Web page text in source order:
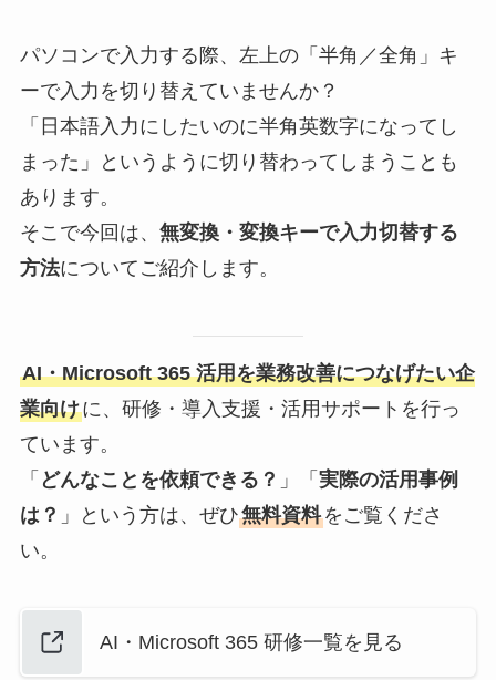
パソコンで入力する際、左上の「半角／全角」キ
ーで入力を切り替えていませんか？
「日本語入力にしたいのに半角英数字になってし
まった」というように切り替わってしまうことも
あります。
そこで今回は、 無変換・変換キーで入力切替する
方法についてご紹介します。
AI・Microsoft 365 活用を業務改善につなげたい企
業向けに、研修・導入支援・活用サポートを行っ
ています。
「 どんなことを依頼できる？ 」「 実際の活用事例
は？ 」という方は、ぜひ無料資料をご覧くださ
い。
AI・Microsoft 365 研修一覧を見る